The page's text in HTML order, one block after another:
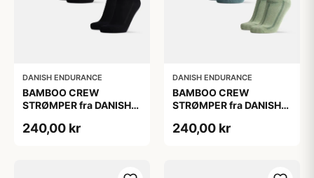
DANISH ENDURANCE
BAMBOO CREW
STRØMPER fra DANISH
51
240,00 kr
DANISH ENDURANCE
BAMBOO CREW
STRØMPER fra DANISH
51
240,00 kr